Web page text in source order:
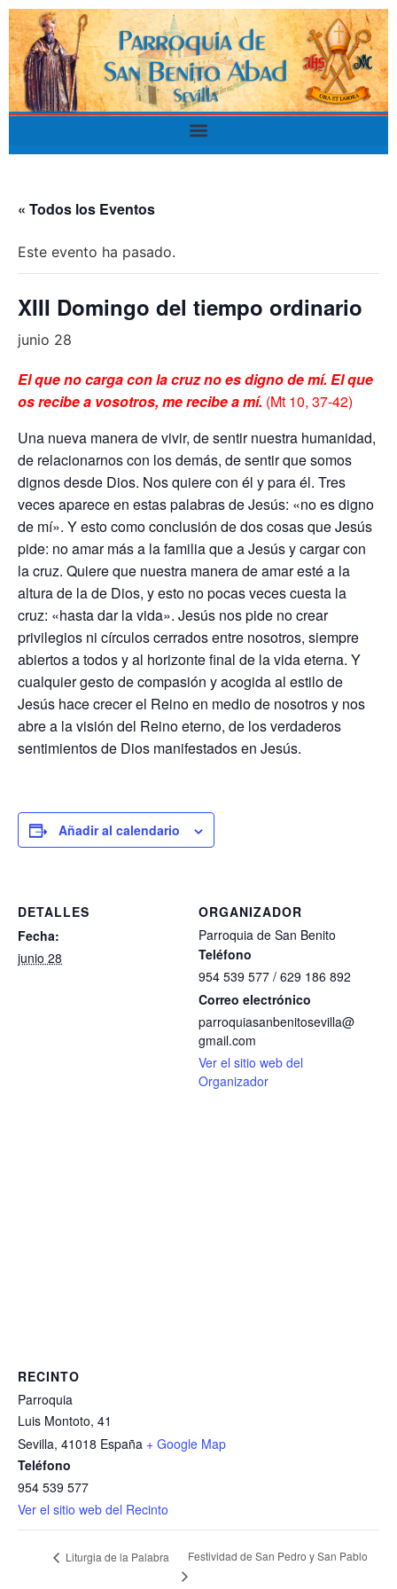
« Todos los Eventos
Este evento ha pasado.
XIII Domingo del tiempo ordinario
junio 28
El que no carga con la cruz no es digno de mí. El que
os recibe a vosotros, me recibe a mí. (Mt 10, 37-42)
Una nueva manera de vivir, de sentir nuestra humanidad,
de relacionarnos con los demás, de sentir que somos
dignos desde Dios. Nos quiere con él y para él. Tres
veces aparece en estas palabras de Jesús: «no es digno
de mí». Y esto como conclusión de dos cosas que Jesús
pide: no amar más a la familia que a Jesús y cargar con
la cruz. Quiere que nuestra manera de amar esté a la
altura de la de Dios, y esto no pocas veces cuesta la
cruz: «hasta dar la vida». Jesús nos pide no crear
privilegios ni círculos cerrados entre nosotros, siempre
abiertos a todos y al horizonte final de la vida eterna. Y
cualquier gesto de compasión y acogida al estilo de
Jesús hace crecer el Reino en medio de nosotros y nos
abre a la visión del Reino eterno, de los verdaderos
sentimientos de Dios manifestados en Jesús.
Añadir al calendario
DETALLES
Fecha:
junio 28
ORGANIZADOR
Parroquia de San Benito
Teléfono
954 539 577 / 629 186 892
Correo electrónico
parroquiasanbenitosevilla@
gmail.com
Ver el sitio web del
Organizador
RECINTO
Parroquia
Luis Montoto, 41
Sevilla, 41018 España + Google Map
Teléfono
954 539 577
Ver el sitio web del Recinto
Liturgia de la Palabra Festividad de San Pedro y San Pablo